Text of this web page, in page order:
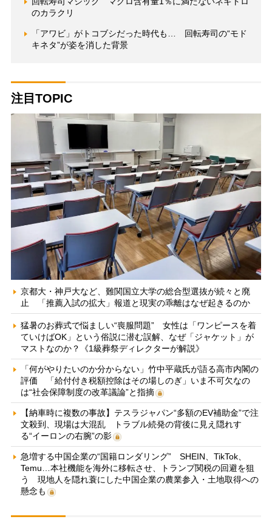
のカラクリ
「アワビ」がトコブシだった時代も… 回転寿司の“モド
キネタ”が姿を消した背景
注目TOPIC
京都大・神戸大など、難関国立大学の総合型選抜が続々と廃
止 「推薦入試の拡大」報道と現実の乖離はなぜ起きるのか
猛暑のお葬式で悩ましい“喪服問題” 女性は「ワンピースを着
ていけばOK」という俗説に潜む誤解、なぜ「ジャケット」が
マストなのか？《1級葬祭ディレクターが解説》
「何がやりたいのか分からない」竹中平蔵氏が語る高市内閣の
評価 「給付付き税額控除はその場しのぎ」いま不可欠なの
は“社会保障制度の改革議論”と指摘
【納車時に複数の事故】テスラジャパン“多額のEV補助金”で注
文殺到、現場は大混乱 トラブル続発の背後に見え隠れす
る“イーロンの右腕”の影
急増する中国企業の“国籍ロンダリング” SHEIN、TikTok、
Temu…本社機能を海外に移転させ、トランプ関税の回避を狙
う 現地人を隠れ蓑にした中国企業の農業参入・土地取得への
懸念も